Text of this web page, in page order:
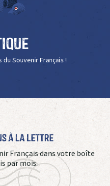
Souvenir Français !
à La Lettre
Français dans votre boîte
par mois.